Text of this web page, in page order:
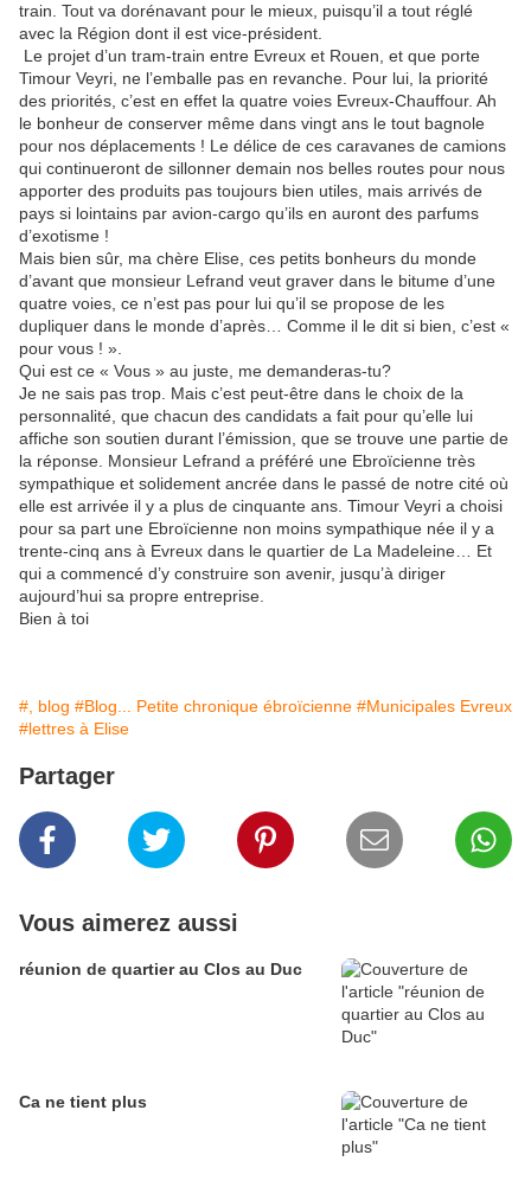
train. Tout va dorénavant pour le mieux, puisqu’il a tout réglé
avec la Région dont il est vice-président.
Le projet d’un tram-train entre Evreux et Rouen, et que porte
Timour Veyri, ne l’emballe pas en revanche. Pour lui, la priorité
des priorités, c’est en effet la quatre voies Evreux-Chauffour. Ah
le bonheur de conserver même dans vingt ans le tout bagnole
pour nos déplacements ! Le délice de ces caravanes de camions
qui continueront de sillonner demain nos belles routes pour nous
apporter des produits pas toujours bien utiles, mais arrivés de
pays si lointains par avion-cargo qu’ils en auront des parfums
d’exotisme !
Mais bien sûr, ma chère Elise, ces petits bonheurs du monde
d’avant que monsieur Lefrand veut graver dans le bitume d’une
quatre voies, ce n’est pas pour lui qu’il se propose de les
dupliquer dans le monde d’après… Comme il le dit si bien, c’est «
pour vous ! ».
Qui est ce « Vous » au juste, me demanderas-tu?
Je ne sais pas trop. Mais c’est peut-être dans le choix de la
personnalité, que chacun des candidats a fait pour qu’elle lui
affiche son soutien durant l’émission, que se trouve une partie de
la réponse. Monsieur Lefrand a préféré une Ebroïcienne très
sympathique et solidement ancrée dans le passé de notre cité où
elle est arrivée il y a plus de cinquante ans. Timour Veyri a choisi
pour sa part une Ebroïcienne non moins sympathique née il y a
trente-cinq ans à Evreux dans le quartier de La Madeleine… Et
qui a commencé d’y construire son avenir, jusqu’à diriger
aujourd’hui sa propre entreprise.
Bien à toi
#, blog #Blog... Petite chronique ébroïcienne #Municipales Evreux
#lettres à Elise
Partager
Vous aimerez aussi
réunion de quartier au Clos au Duc
Ca ne tient plus